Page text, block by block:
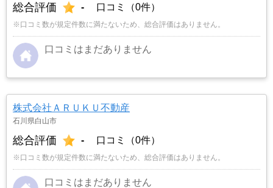
総合評価 - 口コミ（0件）
※口コミ数が規定件数に満たないため、総合評価はありません。
口コミはまだありません
株式会社ＡＲＵＫＵ不動産
石川県白山市
総合評価 - 口コミ（0件）
※口コミ数が規定件数に満たないため、総合評価はありません。
口コミはまだありません